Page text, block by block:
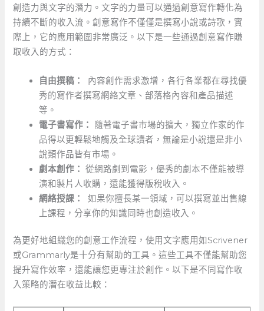
創造力與文字的潛力。文字的力量可以通過創意寫作轉化為
持續不斷的收入流。創意寫作不僅僅是撰寫小說或詩歌，實
際上，它的應用範圍非常廣泛。以下是一些通過創意寫作賺
取收入的方式：
自由撰稿：
‍ 內容創作需求激增，各行各業都在尋找優
秀的寫作者撰寫網絡文章、部落格內容和產品描述
等。
電子書寫作：
隨著電子書市場的擴大，獨立作家的作
品得以更輕鬆地觸及全球讀者，無論是小說還是非小
說類作品皆有市場。
劇本創作： 從網路劇到電影，優秀的劇本不僅能被導
演和製片人收購，還能獲得版稅收入。
網絡授課：
‌ 如果你擅長某一領域，可以撰寫並出售線
上課程，分享你的知識同時也創造收入。
為更好地組織您的創意工作流程，使用文字應用如Scrivener
或Grammarly是十分有幫助的工具。這些工具不僅能幫助您
提升寫作效率，還能讓您更專注於創作。以下是不同寫作收
入策略的潛在收益比較：